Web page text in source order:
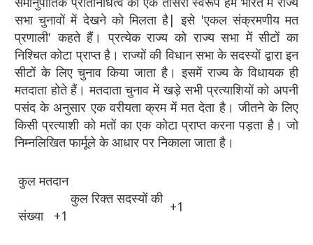
सभा चुनावों में देखने को मिलता है| इसे 'एकल संक्रमणीय मत
प्रणाली' कहते हैं। प्रत्येक राज्य को राज्य सभा में सीटों का
निश्चित कोटा प्राप्त है। राज्यों की विधान सभा के सदस्यों द्वारा इन
सीटों के लिए चुनाव किया जाता है। इसमें राज्य के विधायक ही
मतदाता होते हैं। मतदाता चुनाव में खड़े सभी प्रत्याशियों को अपनी
पसंद के अनुसार एक वरीयता क्रम में मत देता है। जीतने के लिए
किसी प्रत्याशी को मतों का एक कोटा प्राप्त करना पड़ता है। जो
निम्नलिखित फार्मूले के आधार पर निकाला जाता है।
कुल मतदान
कुल रिक्त सदस्यों की
संख्या +1
+1